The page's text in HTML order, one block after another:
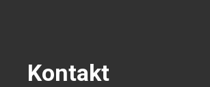
Kontakt